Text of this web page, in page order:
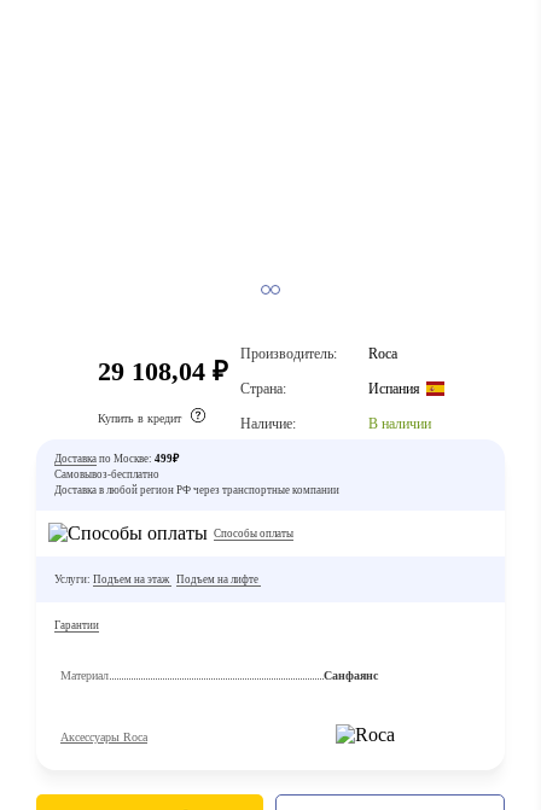
29 108,04 ₽
Купить в кредит
Производитель: Roca
Страна: Испания
Наличие: В наличии
Доставка по Москве: 499₽
Самовывоз-бесплатно
Доставка в любой регион РФ через транспортные компании
Способы оплаты
Услуги: Подъем на этаж Подъем на лифте
Гарантии
Материал Санфаянс
Аксессуары Roca